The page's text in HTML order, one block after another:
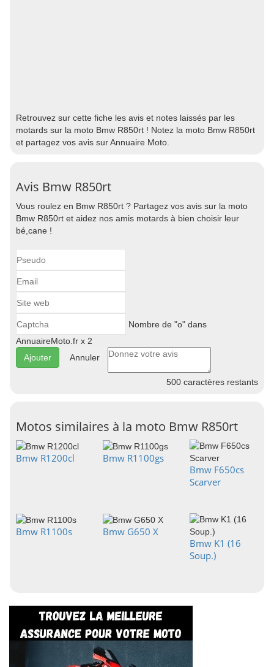
Retrouvez sur cette fiche les avis et notes laissés par les
motards sur la moto Bmw R850rt ! Notez la moto Bmw R850rt
et partagez vos avis sur Annuaire Moto.
Avis Bmw R850rt
Vous roulez en Bmw R850rt ? Partagez vos avis sur la moto
Bmw R850rt et aidez nos amis motards à bien choisir leur
bé,cane !
Nombre de "o" dans
AnnuaireMoto.fr x 2
Annuler
500 caractères restants
Motos similaires à la moto Bmw R850rt
Bmw R1200cl
Bmw R1100gs
Bmw F650cs
Scarver
Bmw R1100s
Bmw G650 X
Bmw K1 (16
Soup.)